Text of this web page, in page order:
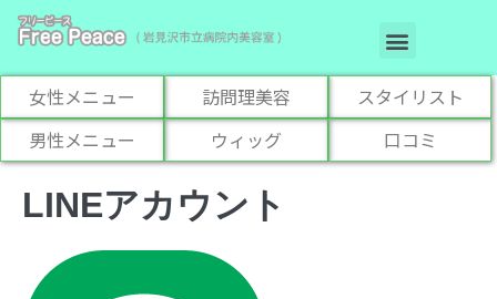
女性メニュー 訪問理美容
スタイリスト
男性メニュー
ウィッグ 口コミ
LINEアカウント